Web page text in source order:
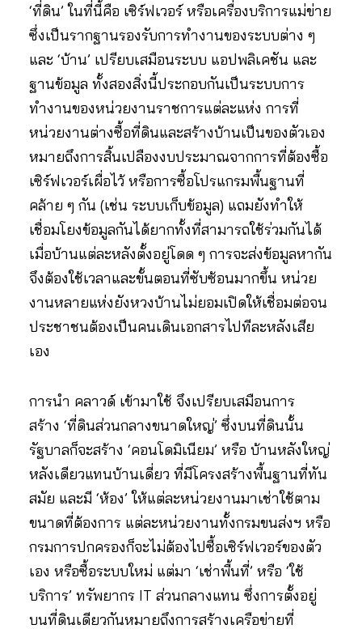
‘ที่ดิน’ ในที่นี้คือ เซิร์ฟเวอร์ หรือเครื่องบริการแม่ข่าย
ซึ่งเป็นรากฐานรองรับการทำงานของระบบต่าง ๆ
และ ‘บ้าน’ เปรียบเสมือนระบบ แอปพลิเคชัน และ
ฐานข้อมูล ทั้งสองสิ่งนี้ประกอบกันเป็นระบบการ
ทำงานของหน่วยงานราชการแต่ละแห่ง การที่
หน่วยงานต่างซื้อที่ดินและสร้างบ้านเป็นของตัวเอง
หมายถึงการสิ้นเปลืองงบประมาณจากการที่ต้องซื้อ
เซิร์ฟเวอร์เผื่อไว้ หรือการซื้อโปรแกรมพื้นฐานที่
คล้าย ๆ กัน (เช่น ระบบเก็บข้อมูล) แถมยังทำให้
เชื่อมโยงข้อมูลกันได้ยากทั้งที่สามารถใช้ร่วมกันได้
เมื่อบ้านแต่ละหลังตั้งอยู่โดด ๆ การจะส่งข้อมูลหากัน
จึงต้องใช้เวลาและขั้นตอนที่ซับซ้อนมากขึ้น หน่วย
งานหลายแห่งยังหวงบ้านไม่ยอมเปิดให้เชื่อมต่อจน
ประชาชนต้องเป็นคนเดินเอกสารไปทีละหลังเสีย
เอง
การนำ คลาวด์ เข้ามาใช้ จึงเปรียบเสมือนการ
สร้าง ‘ที่ดินส่วนกลางขนาดใหญ่’ ซึ่งบนที่ดินนั้น
รัฐบาลก็จะสร้าง ‘คอนโดมิเนียม’ หรือ บ้านหลังใหญ่
หลังเดียวแทนบ้านเดี่ยว ที่มีโครงสร้างพื้นฐานที่ทัน
สมัย และมี ‘ห้อง’ ให้แต่ละหน่วยงานมาเช่าใช้ตาม
ขนาดที่ต้องการ แต่ละหน่วยงานทั้งกรมขนส่งฯ หรือ
กรมการปกครองก็จะไม่ต้องไปซื้อเซิร์ฟเวอร์ของตัว
เอง หรือซื้อระบบใหม่ แต่มา ‘เช่าพื้นที่’ หรือ ‘ใช้
บริการ’ ทรัพยากร IT ส่วนกลางแทน ซึ่งการตั้งอยู่
บนที่ดินเดียวกันหมายถึงการสร้างเครือข่ายที่